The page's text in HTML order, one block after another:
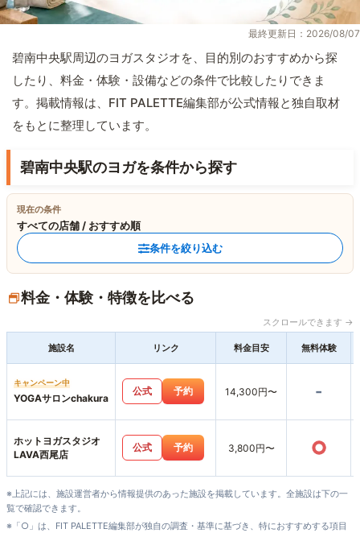
最終更新日：2026/08/07
碧南中央駅周辺のヨガスタジオを、目的別のおすすめから探
したり、料金・体験・設備などの条件で比較したりできま
す。掲載情報は、FIT PALETTE編集部が公式情報と独自取材
をもとに整理しています。
碧南中央駅のヨガを条件から探す
現在の条件
すべての店舗 / おすすめ順
条件を絞り込む
料金・体験・特徴を比べる
スクロールできます →
施設名 リンク 料金目安 無料体験
キャンペーン中
YOGAサロンchakura
公式 予約 14,300円〜 -
ホットヨガスタジオ
LAVA西尾店
公式 予約 3,800円〜 ○
※上記には、施設運営者から情報提供のあった施設を掲載しています。全施設は下の一
覧で確認できます。
※「○」は、FIT PALETTE編集部が独自の調査・基準に基づき、特におすすめする項目